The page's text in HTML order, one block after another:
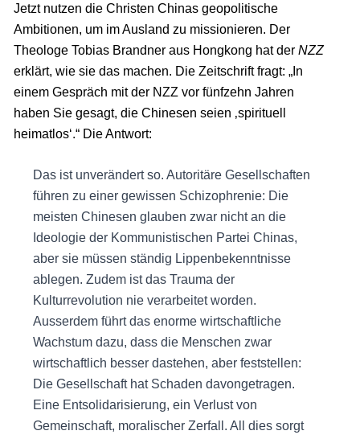
Jetzt nutzen die Christen Chinas geopolitische
Ambitionen, um im Ausland zu missionieren. Der
Theologe Tobias Brandner aus Hongkong hat der NZZ
erklärt, wie sie das machen. Die Zeitschrift fragt: „In
einem Gespräch mit der NZZ vor fünfzehn Jahren
haben Sie gesagt, die Chinesen seien ‚spirituell
heimatlos‘.“ Die Antwort:
Das ist unverändert so. Autoritäre Gesellschaften
führen zu einer gewissen Schizophrenie: Die
meisten Chinesen glauben zwar nicht an die
Ideologie der Kommunistischen Partei Chinas,
aber sie müssen ständig Lippenbekenntnisse
ablegen. Zudem ist das Trauma der
Kulturrevolution nie verarbeitet worden.
Ausserdem führt das enorme wirtschaftliche
Wachstum dazu, dass die Menschen zwar
wirtschaftlich besser dastehen, aber feststellen:
Die Gesellschaft hat Schaden davongetragen.
Eine Entsolidarisierung, ein Verlust von
Gemeinschaft, moralischer Zerfall. All dies sorgt